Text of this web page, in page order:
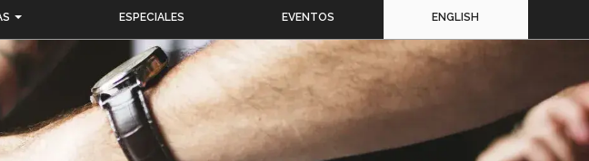
ESPECIALES EVENTOS ENGLISH